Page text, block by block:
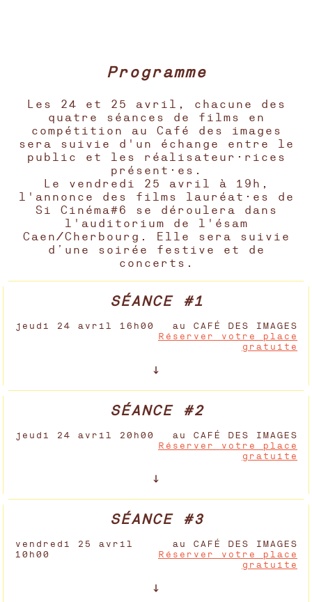
Programme
Les 24 et 25 avril, chacune des
quatre séances de films en
compétition au Café des images
sera suivie d'un échange entre le
public et les réalisateur·rices
présent·es.
Le vendredi 25 avril à 19h,
l'annonce des films lauréat·es de
Si Cinéma#6 se déroulera dans
l'auditorium de l'ésam
Caen/Cherbourg. Elle sera suivie
d’une soirée festive et de
concerts.
SÉANCE #1
jeudi 24 avril 16h00
au CAFÉ DES IMAGES
Réserver votre place
gratuite
SÉANCE #2
jeudi 24 avril 20h00
au CAFÉ DES IMAGES
Réserver votre place
gratuite
SÉANCE #3
vendredi 25 avril
10h00
au CAFÉ DES IMAGES
Réserver votre place
gratuite